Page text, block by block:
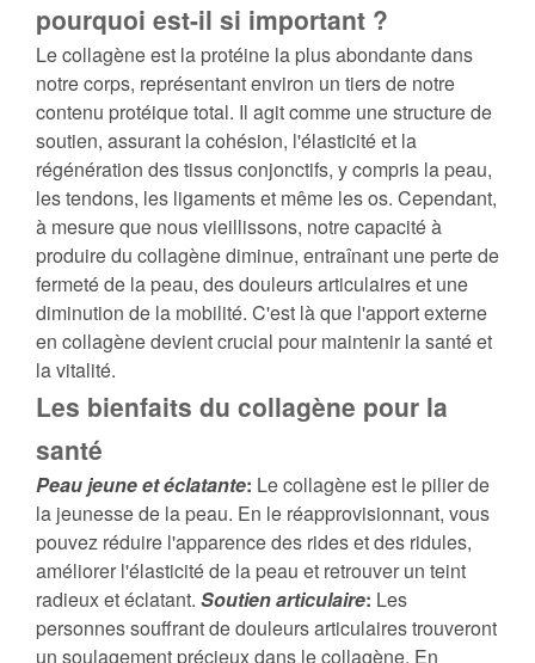
pourquoi est-il si important ?
Le collagène est la protéine la plus abondante dans
notre corps, représentant environ un tiers de notre
contenu protéique total. Il agit comme une structure de
soutien, assurant la cohésion, l'élasticité et la
régénération des tissus conjonctifs, y compris la peau,
les tendons, les ligaments et même les os. Cependant,
à mesure que nous vieillissons, notre capacité à
produire du collagène diminue, entraînant une perte de
fermeté de la peau, des douleurs articulaires et une
diminution de la mobilité. C'est là que l'apport externe
en collagène devient crucial pour maintenir la santé et
la vitalité.
Les bienfaits du collagène pour la
santé
Peau jeune et éclatante: Le collagène est le pilier de
la jeunesse de la peau. En le réapprovisionnant, vous
pouvez réduire l'apparence des rides et des ridules,
améliorer l'élasticité de la peau et retrouver un teint
radieux et éclatant. Soutien articulaire: Les
personnes souffrant de douleurs articulaires trouveront
un soulagement précieux dans le collagène. En